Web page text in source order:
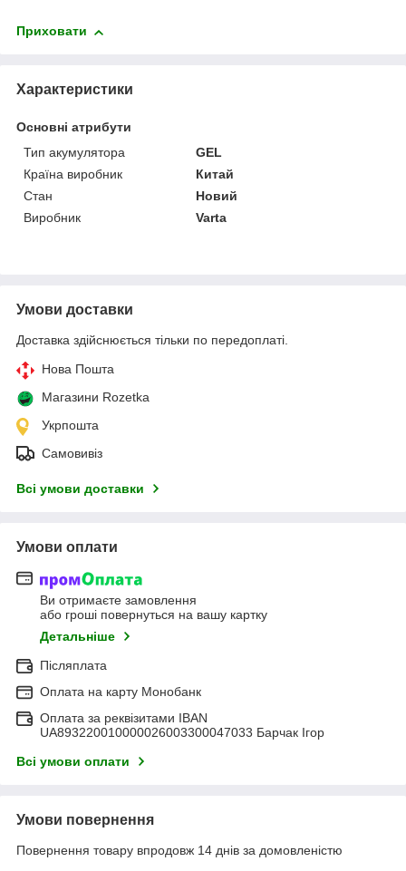
Приховати
Характеристики
Основні атрибути
Тип акумулятора
GEL
Країна виробник
Китай
Стан
Новий
Виробник
Varta
Умови доставки
Доставка здійснюється тільки по передоплаті.
Нова Пошта
Магазини Rozetka
Укрпошта
Самовивіз
Всі умови доставки
Умови оплати
Ви отримаєте замовлення
або гроші повернуться на вашу картку
Детальніше
Післяплата
Оплата на карту Монобанк
Оплата за реквізитами IBAN
UA893220010000026003300047033 Барчак Ігор
Всі умови оплати
Умови повернення
Повернення товару впродовж 14 днів за домовленістю